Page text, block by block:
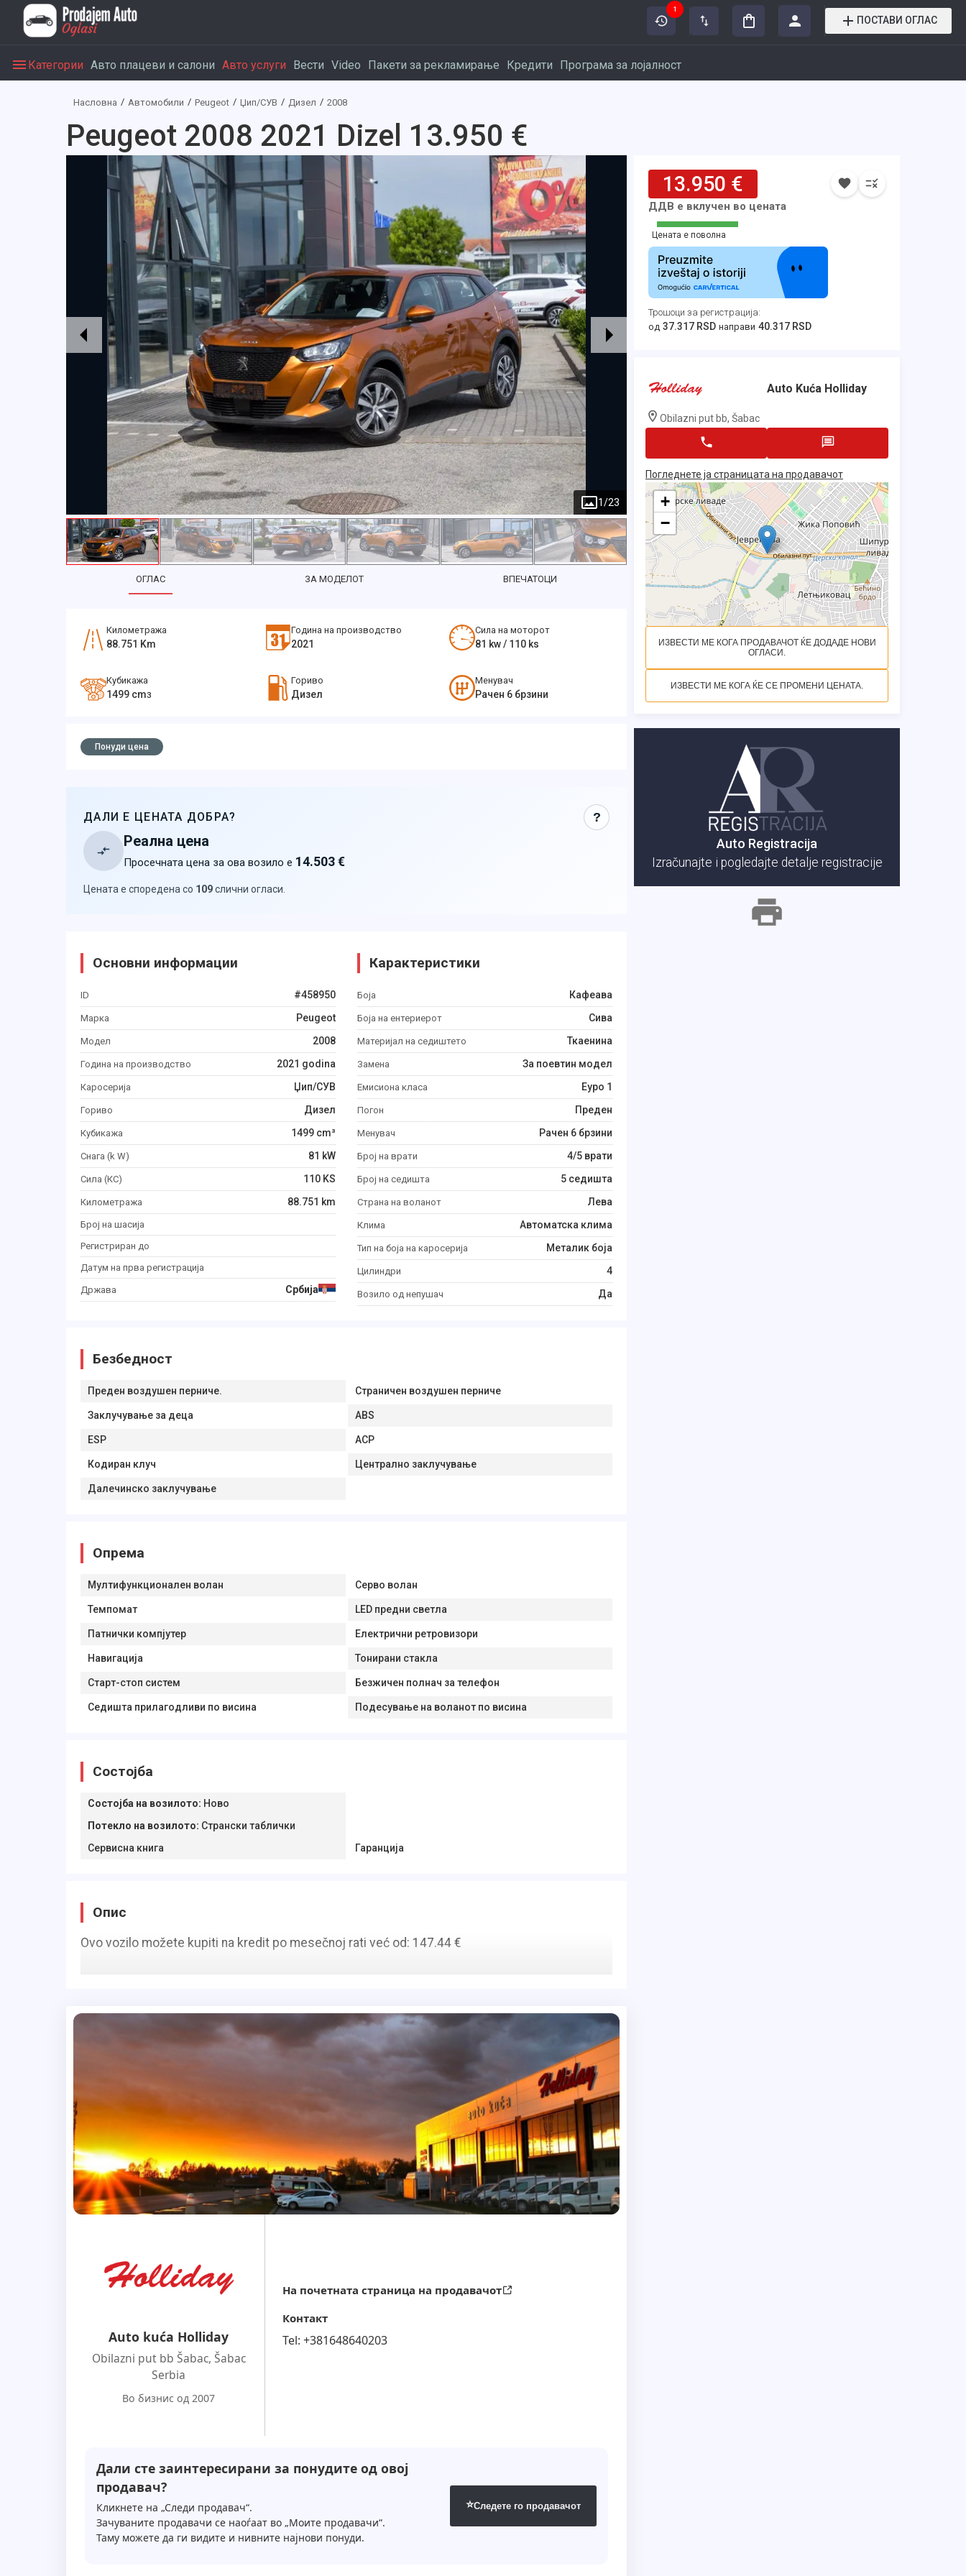
1
ПОСТАВИ ОГЛАС
Категории Авто плацеви и салони Авто услуги Вести Video Пакети за рекламирање Кредити Програма за лојалност
Насловна Автомобили Peugeot Џип/СУВ Дизел 2008
Peugeot 2008 2021 Dizel 13.950 €
1/23
ОГЛАС ЗА МОДЕЛОТ ВПЕЧАТОЦИ
Километража
88.751 Km
Година на производство
2021
Сила на моторот
81 kw / 110 ks
Кубикажа
1499 cm3
Гориво
Дизел
Менувач
Рачен 6 брзини
Понуди цена
ДАЛИ Е ЦЕНАТА ДОБРА? ?
Реална цена
Просечната цена за ова возило е 14.503 €
Цената е споредена со 109слични огласи
Основни информации
ID #458950
Марка Peugeot
Модел 2008
Година на производство 2021 godina
Каросерија Џип/СУВ
Гориво Дизел
Кубикажа 1499 cm³
Снага (k W) 81 kW
Сила (КС) 110 KS
Километража 88.751 km
Број на шасија
Регистриран до
Датум на прва регистрација
Држава Србија
Карактеристики
Боја Кафеава
Боја на ентериерот Сива
Материјал на седиштето Ткаенина
Замена За поевтин модел
Емисиона класа Еуро 1
Погон Преден
Менувач Рачен 6 брзини
Број на врати 4/5 врати
Број на седишта 5 седишта
Страна на воланот Лева
Клима Автоматска клима
Тип на боја на каросерија Металик боја
Цилиндри 4
Возило од непушач Да
Безбедност
Преден воздушен перниче. Страничен воздушен перниче
Заклучување за деца ABS
ESP АСР
Кодиран клуч Централно заклучување
Далечинско заклучување
Опрема
Мултифункционален волан Серво волан
Темпомат LED предни светла
Патнички компјутер Електрични ретровизори
Навигација Тонирани стакла
Старт-стоп систем Безжичен полнач за телефон
Седишта прилагодливи по висина Подесување на воланот по висина
Состојба
Состојба на возилото: Ново
Потекло на возилото: Странски таблички
Сервисна книга
Гаранција
Опис
Ovo vozilo možete kupiti na kredit po mesečnoj rati već od: 147.44 €
Auto kuća Holliday
Obilazni put bb Šabac, Šabac
Serbia
Во бизнис од 2007
На почетната страница на продавачот
Контакт
Tel: +381648640203
Дали сте заинтересирани за понудите од овој
продавач?
Кликнете на „Следи продавач“.
Зачуваните продавачи се наоѓаат во „Моите продавачи“.
Таму можете да ги видите и нивните најнови понуди.
⭐Следете го продавачот
13.950 €
ДДВ е вклучен во цената
Цената е поволна
Трошоци за регистрација:
од 37.317 RSD направи 40.317 RSD
Auto Kuća Holliday
Obilazni put bb, Šabac
Погледнете ја страницата на продавачот
+
−
ИЗВЕСТИ МЕ КОГА ПРОДАВАЧОТ ЌЕ ДОДАДЕ НОВИ
ОГЛАСИ.
ИЗВЕСТИ МЕ КОГА ЌЕ СЕ ПРОМЕНИ ЦЕНАТА.
Auto Registracija
Izračunajte i pogledajte detalje registracije